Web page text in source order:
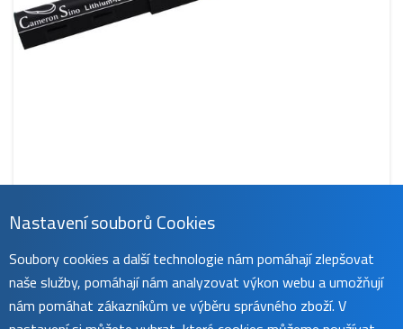
CS-ACE542NB
Baterie pro Acer Aspire E5, F5, V3, Travelmate P257, P258,
850 Kč
Objednáno
očekáváme 14. 8. koupit
Nastavení souborů Cookies
Soubory cookies a další technologie nám pomáhají zlepšovat
naše služby, pomáhají nám analyzovat výkon webu a umožňují
nám pomáhat zákazníkům ve výběru správného zboží. V